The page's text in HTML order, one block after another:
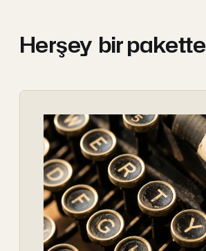
Herşey bir pakette